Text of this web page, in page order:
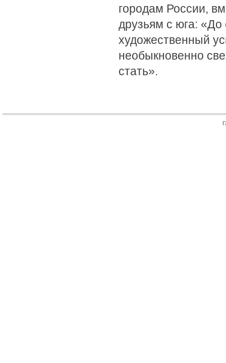
городам России,
друзьям с юга:
художественный
необыкновенно
стать».